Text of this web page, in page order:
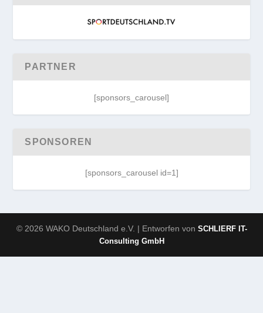
PARTNER
[sponsors_carousel]
SPONSOREN
[sponsors_carousel id=1]
© 2026 WAKO Deutschland e.V. | Entworfen von SCHLIERF IT-
Consulting GmbH